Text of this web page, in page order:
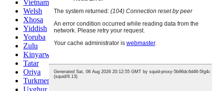
Vietnamese
Welsh
Xhosa
Yiddish
Yoruba
Zulu
Kinyarwanda
Tatar
Oriya
Turkmen
Uyghur